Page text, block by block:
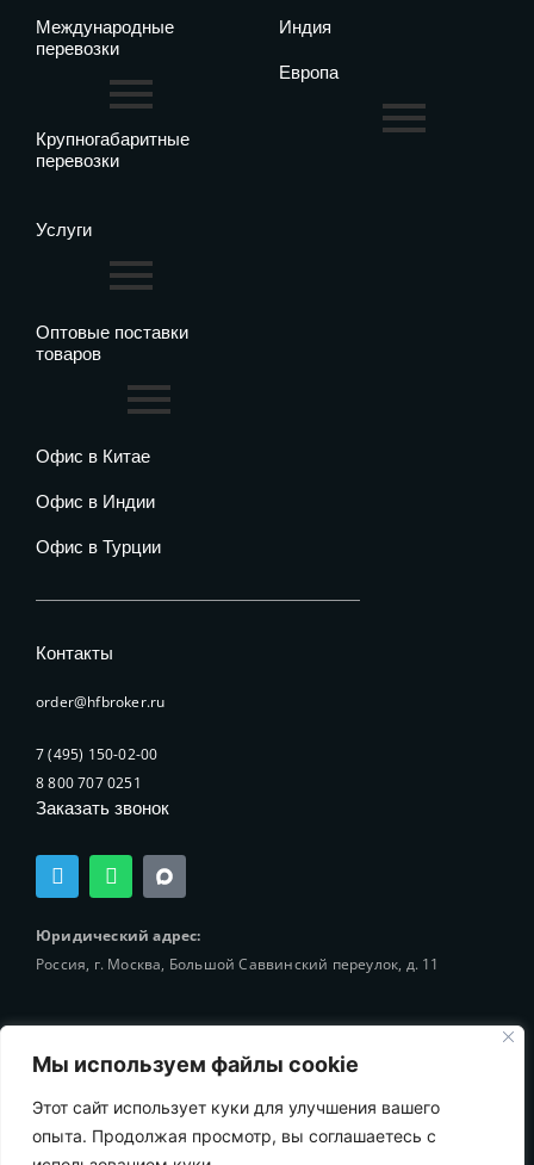
Мы используем файлы cookie
Этот сайт использует куки для улучшения вашего
опыта. Продолжая просмотр, вы соглашаетесь с
Международные
перевозки
Крупногабаритные
перевозки
Индия
Европа
Услуги
Оптовые поставки
товаров
Офис в Китае
Офис в Индии
Офис в Турции
Контакты
order@hfbroker.ru
7 (495) 150-02-00
8 800 707 0251
Заказать звонок
T
e
e
r
W
h
t
a
Юридический адрес:
Россия, г. Москва, Большой Саввинский переулок, д. 11
© 2002-2025 Holding-Finance Broker